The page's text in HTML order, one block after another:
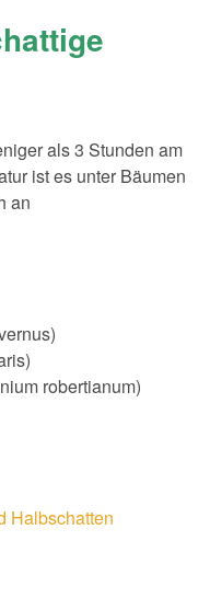
als 3 Stunden am
ist es unter Bäumen
an
robertianum)
Halbschatten